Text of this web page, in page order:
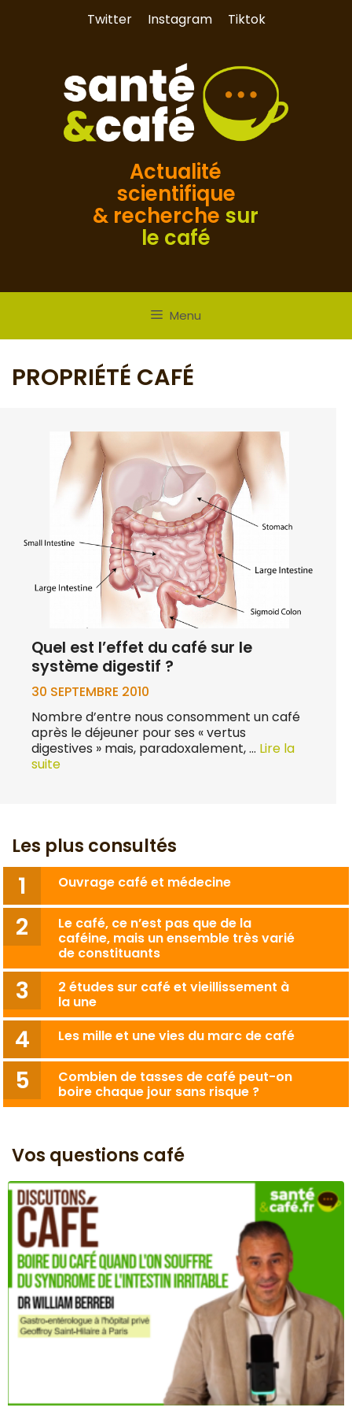
Twitter Instagram Tiktok
Actualité
scientifique
& recherche sur
le café
Menu
PROPRIÉTÉ CAFÉ
Quel est l’effet du café sur le
système digestif ?
30 SEPTEMBRE 2010
Nombre d’entre nous consomment un café
après le déjeuner pour ses « vertus
digestives » mais, paradoxalement, … Lire la
suite
Les plus consultés
Ouvrage café et médecine
Le café, ce n’est pas que de la
caféine, mais un ensemble très varié
de constituants
2 études sur café et vieillissement à
la une
Les mille et une vies du marc de café
Combien de tasses de café peut-on
boire chaque jour sans risque ?
Vos questions café